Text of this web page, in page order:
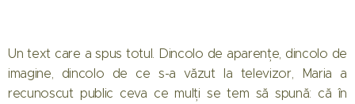
Un text care a spus totul. Dincolo de aparențe, dincolo de
imagine, dincolo de ce s-a văzut la televizor, Maria a
recunoscut public ceva ce mulți se tem să spună: că în